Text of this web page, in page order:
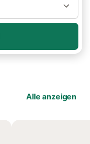
Alle anzeigen